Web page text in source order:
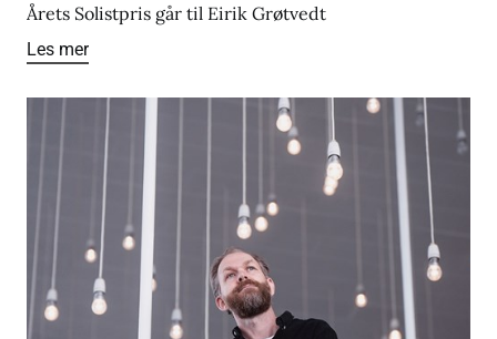
Årets Solistpris går til Eirik Grøtvedt
Les mer